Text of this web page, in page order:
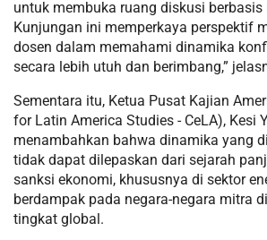
untuk membuka ruang diskusi
Kunjungan ini memperkaya perspektif
dosen dalam memahami dinamika
secara lebih utuh dan berimbang,”
Sementara itu, Ketua Pusat Kajian
for Latin America Studies - CeLA), Kesi
menambahkan bahwa dinamika yang
tidak dapat dilepaskan dari sejarah
sanksi ekonomi, khususnya di sektor
berdampak pada negara-negara mitra
tingkat global.